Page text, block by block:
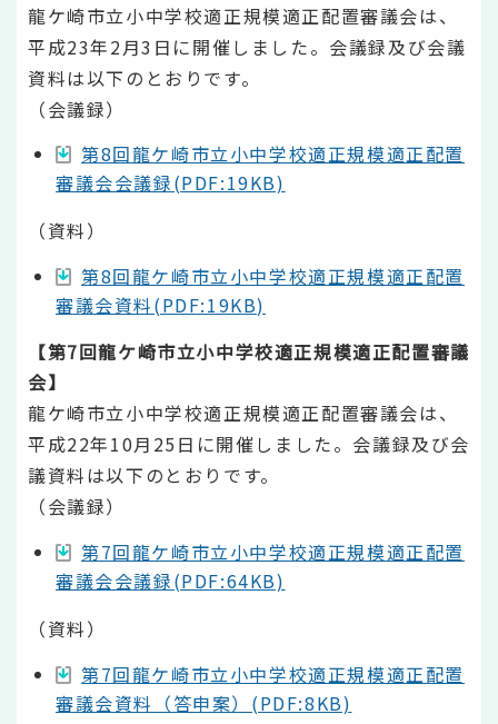
龍ケ崎市立小中学校適正規模適正配置審議会は、
平成23年2月3日に開催しました。会議録及び会議
資料は以下のとおりです。
（会議録）
第8回龍ケ崎市立小中学校適正規模適正配置
審議会会議録(PDF:19KB)
（資料）
第8回龍ケ崎市立小中学校適正規模適正配置
審議会資料(PDF:19KB)
【第7回龍ケ崎市立小中学校適正規模適正配置審議
会】
龍ケ崎市立小中学校適正規模適正配置審議会は、
平成22年10月25日に開催しました。会議録及び会
議資料は以下のとおりです。
（会議録）
第7回龍ケ崎市立小中学校適正規模適正配置
審議会会議録(PDF:64KB)
（資料）
第7回龍ケ崎市立小中学校適正規模適正配置
審議会資料（答申案）(PDF:8KB)